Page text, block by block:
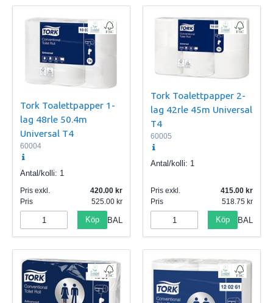
Tork Toalettpapper 1-
lag 48rle 50.4m
Universal T4
60004
Antal/kolli: 1
Pris exkl.
420.00
Pris
525.00
Köp BAL
Tork Toalettpapper 2-
lag 42rle 45m Universal
T4
60005
Antal/kolli: 1
Pris exkl.
415.00
Pris
518.75
Köp BAL